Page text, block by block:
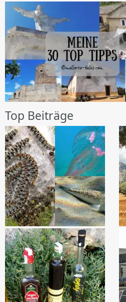
Top Beiträge